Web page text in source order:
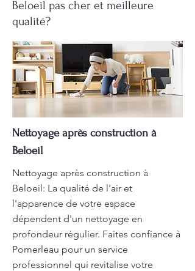
Beloeil pas cher et meilleure
qualité?
Nettoyage après construction à
Beloeil
Nettoyage après construction à
Beloeil: La qualité de l'air et
l'apparence de votre espace
dépendent d'un nettoyage en
profondeur régulier. Faites confiance à
Pomerleau pour un service
professionnel qui revitalise votre